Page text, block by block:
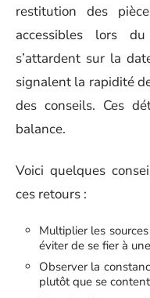
restitution des
accessibles lors
s’attardent sur la
signalent la rapidité
des conseils. Ces
balance.
Voici quelques
ces retours :
Multiplier les
éviter de se fier à
Observer la
plutôt que se